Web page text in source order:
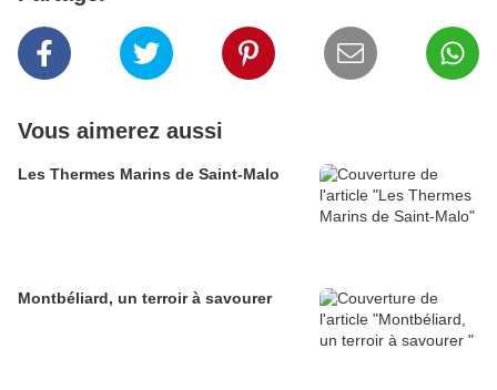
Vous aimerez aussi
Les Thermes Marins de Saint-Malo
Montbéliard, un terroir à savourer